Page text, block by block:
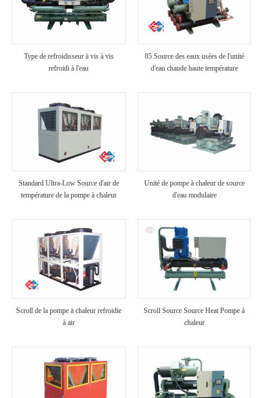
Type de refroidisseur à vis à vis
refroidi à l'eau
85 Source des eaux usées de l'unité
d'eau chaude haute température
Standard Ultra-Low Source d'air de
température de la pompe à chaleur
Unité de pompe à chaleur de source
d'eau modulaire
Scroll de la pompe à chaleur refroidie
à air
Scroll Source Source Heat Pompe à
chaleur